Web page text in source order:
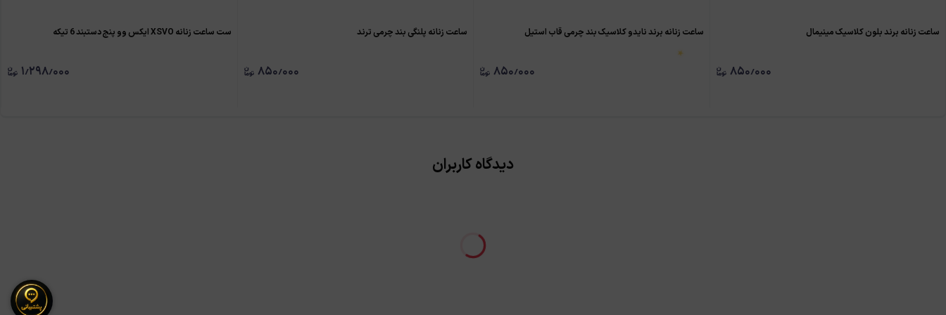
ساعت زنانه برند بلون کلاسیک مینیمال
۸۵۰٫۰۰۰
ساعت زنانه برند نایدو کلاسیک بند چرمی قاب استیل
۸۵۰٫۰۰۰
ساعت زنانه پلنگی بند چرمی ترند
۸۵۰٫۰۰۰
ست ساعت زنانه XSVO ایکس وو پنج دستبند 6 تیکه
۱٫۲۹۸٫۰۰۰
دیدگاه کاربران